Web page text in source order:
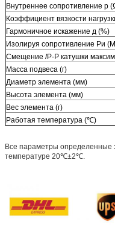
Внутреннее сопротивление р
Коэффициент вязкости
Гармоничное искажение д (%)
Изолируя сопротивление Ри
Смещение /P-P катушки
Масса подвеса (г)
Диаметр элемента (мм)
Высота элемента (мм)
Вес элемента (г)
Работая температура (℃)
Все параметры определенные
температуре 20℃±2℃.